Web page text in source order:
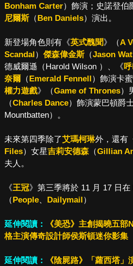
Bonham Carter）飾演；史諾登伯
尼爾斯（Ben Daniels）演出。
新登場角色則有《英式醜聞》（A
Scandal） 傑森偉金斯（Jason
德威爾遜（Harold Wilson ）、《
奈爾（Emerald Fennell）飾演卡
權力遊戲》（Game of Thrones）
（Charles Dance）飾演蒙巴頓爵
Mountbatten）。
未來第四季除了艾瑪柯琳外，還有
Files）女星吉莉安德森（Gillian
夫人。
《王冠》第三季將於 11 月 17 日在
（People、 Dailymail）
延伸閱讀：
《美恐》主創揭曉五
格主演傳奇設計師侯斯頓迷你影集
延伸閱讀： 《陰屍路》「蘿西塔